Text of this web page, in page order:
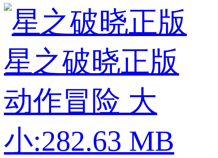
星之破晓正版
动作冒险 大
小:282.63 MB